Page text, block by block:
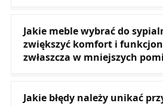
Jakie meble wybrać do
zwiększyć komfort i
zwłaszcza w mniejszych
Jakie błędy należy unikać